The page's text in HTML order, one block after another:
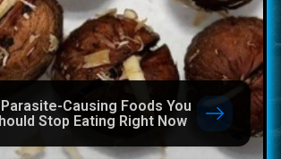
Causing Foods You
Stop Eating Right Now